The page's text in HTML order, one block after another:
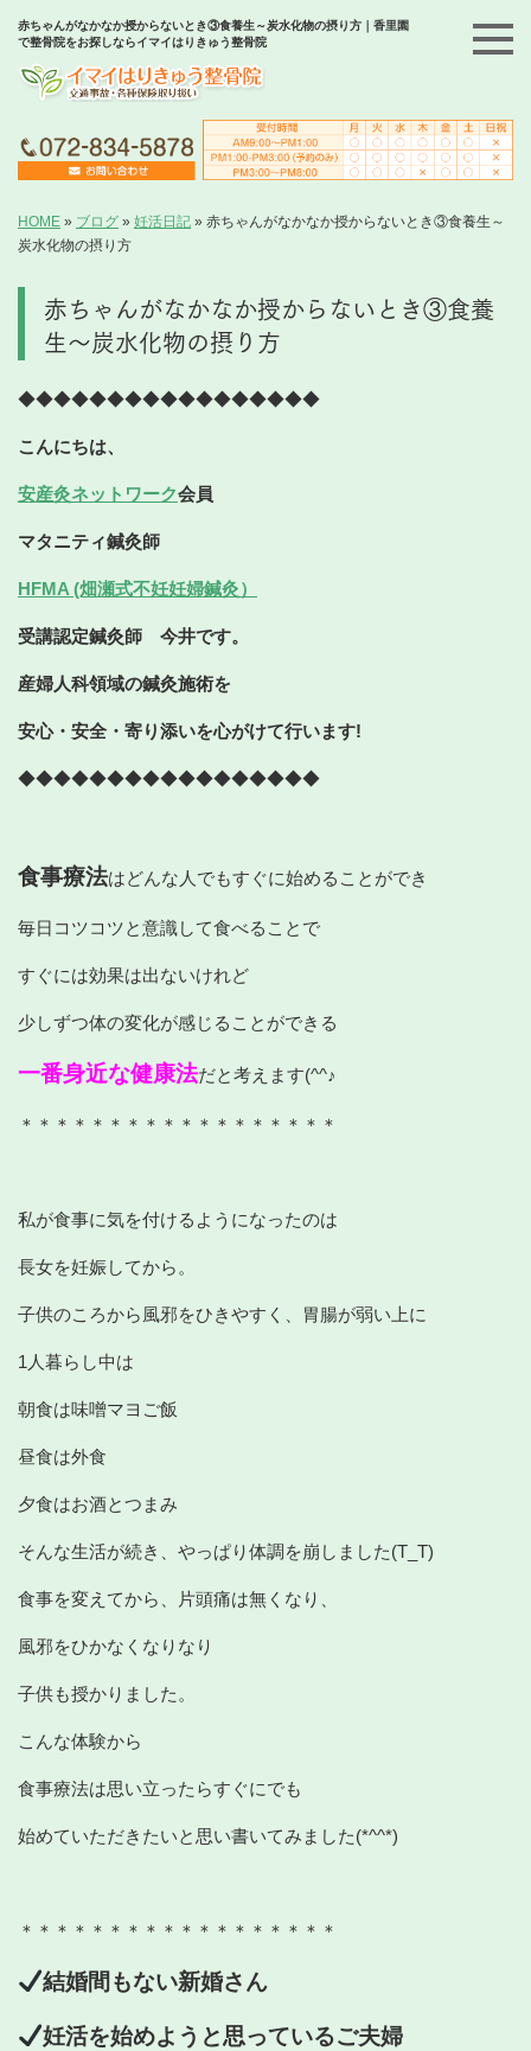
赤ちゃんがなかなか授からないとき③食養生～炭水化物の摂り方｜香里園
で整骨院をお探しならイマイはりきゅう整骨院
HOME » ブログ » 妊活日記 » 赤ちゃんがなかなか授からないとき③食養生～
炭水化物の摂り方
赤ちゃんがなかなか授からないとき③食養
生～炭水化物の摂り方
◆◆◆◆◆◆◆◆◆◆◆◆◆◆◆◆◆
こんにちは、
安産灸ネットワーク会員
マタニティ鍼灸師
HFMA (畑瀬式不妊妊婦鍼灸）
受講認定鍼灸師 今井です。
産婦人科領域の鍼灸施術を
安心・安全・ 寄り添いを心がけて行います!
◆◆◆◆◆◆◆◆◆◆◆◆◆◆◆◆◆
食事療法はどんな人でもすぐに始めることができ
毎日コツコツと意識して食べることで
すぐには効果は出ないけれど
少しずつ体の変化が感じることができる
一番身近な健康法だと考えます(^^♪
＊＊＊＊＊＊＊＊＊＊＊＊＊＊＊＊＊＊
私が食事に気を付けるようになったのは
長女を妊娠してから。
子供のころから風邪をひきやすく、胃腸が弱い上に
1人暮らし中は
朝食は味噌マヨご飯
昼食は外食
夕食はお酒とつまみ
そんな生活が続き、やっぱり体調を崩しました(T_T)
食事を変えてから、片頭痛は無くなり、
風邪をひかなくなりなり
子供も授かりました。
こんな体験から
食事療法は思い立ったらすぐにでも
始めていただきたいと思い書いてみました(*^^*)
＊＊＊＊＊＊＊＊＊＊＊＊＊＊＊＊＊＊
結婚間もない新婚さん
妊活を始めようと思っているご夫婦